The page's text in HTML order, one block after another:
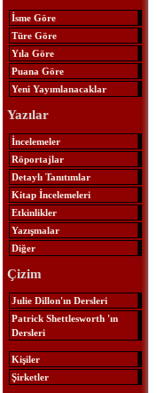
İsme Göre
Türe Göre
Yıla Göre
Puana Göre
Yeni Yayımlanacaklar
Yazılar
İncelemeler
Röportajlar
Detaylı Tanıtımlar
Kitap İncelemeleri
Etkinlikler
Yazışmalar
Diğer
Çizim
Julie Dillon'ın Dersleri
Patrick Shettlesworth 'ın
Dersleri
Kişiler
Şirketler